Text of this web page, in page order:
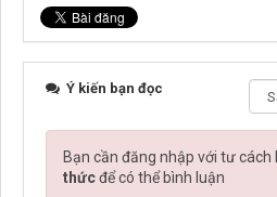
Ý kiến bạn đọc
Bạn cần đăng nhập với tư cách
thứcđể có thể bình luận